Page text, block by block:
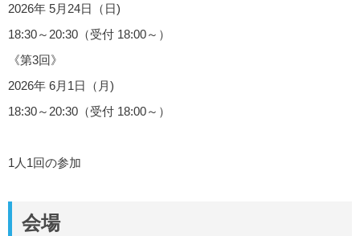
2026年 5月24日（日)
18:30～20:30（受付 18:00～）
《第3回》
2026年 6月1日（月)
18:30～20:30（受付 18:00～）
1人1回の参加
会場